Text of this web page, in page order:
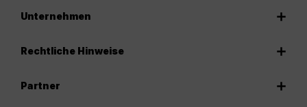
Unternehmen
Rechtliche Hinweise
Partner